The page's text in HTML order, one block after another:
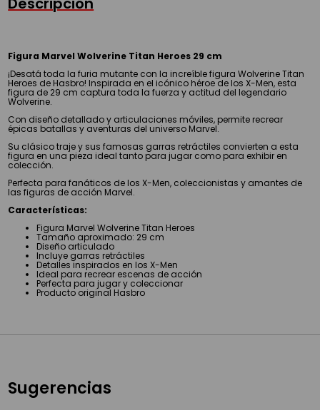
Figura Marvel Wolverine Titan Heroes 29 cm
¡Desatá toda la furia mutante con la increíble figura Wolverine Titan
Heroes de Hasbro! Inspirada en el icónico héroe de los X-Men, esta
figura de 29 cm captura toda la fuerza y actitud del legendario
Wolverine.
Con diseño detallado y articulaciones móviles, permite recrear
épicas batallas y aventuras del universo Marvel.
Su clásico traje y sus famosas garras retráctiles convierten a esta
figura en una pieza ideal tanto para jugar como para exhibir en
colección.
Perfecta para fanáticos de los X-Men, coleccionistas y amantes de
las figuras de acción Marvel.
Características:
Figura Marvel Wolverine Titan Heroes
Tamaño aproximado: 29 cm
Diseño articulado
Incluye garras retráctiles
Detalles inspirados en los X-Men
Ideal para recrear escenas de acción
Perfecta para jugar y coleccionar
Producto original Hasbro
Sugerencias